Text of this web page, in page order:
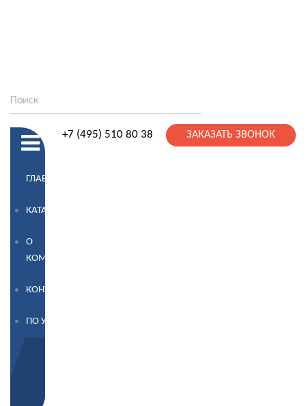
+7 (495) 510 80 38 ЗАКАЗАТЬ ЗВОНОК
ГЛАВНАЯ
КАТАЛОГ
О
КОМПАНИИ
КОНТАКТЫ
ПО УВЭОС